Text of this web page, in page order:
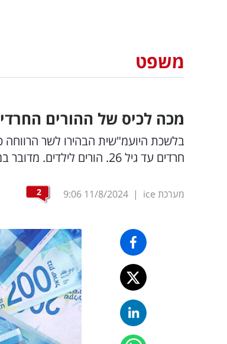
משפט
מכה לכיס של ההורים
בלשכת היועמ"שית הבהירו לשר הרווחה
חרדים עד גיל 26. הורים לילדים. מדובר במכה הקשה ביותר לכיס למשפחות של אברכים חרדים צעירים
מערכת ice |
11/8/2024
9:06
2